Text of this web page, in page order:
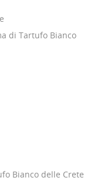
di Tartufo Bianco
Bianco delle Crete